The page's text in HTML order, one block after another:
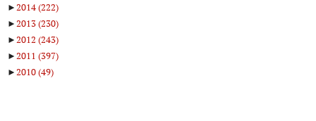
►2014(222)
►2013(230)
►2012 (243)
►2011 (397)
►2010(49)